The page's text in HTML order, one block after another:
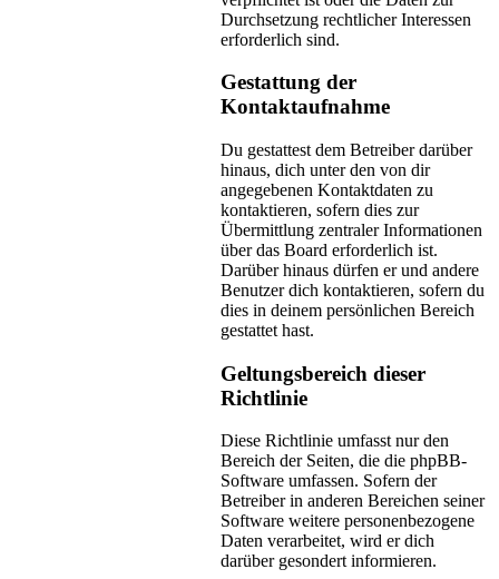
Durchsetzung rechtlicher Interessen
erforderlich sind.
Gestattung der
Kontaktaufnahme
Du gestattest dem Betreiber darüber
hinaus, dich unter den von dir
angegebenen Kontaktdaten zu
kontaktieren, sofern dies zur
Übermittlung zentraler Informationen
über das Board erforderlich ist.
Darüber hinaus dürfen er und andere
Benutzer dich kontaktieren, sofern du
dies in deinem persönlichen Bereich
gestattet hast.
Geltungsbereich dieser
Richtlinie
Diese Richtlinie umfasst nur den
Bereich der Seiten, die die phpBB-
Software umfassen. Sofern der
Betreiber in anderen Bereichen seiner
Software weitere personenbezogene
Daten verarbeitet, wird er dich
darüber gesondert informieren.